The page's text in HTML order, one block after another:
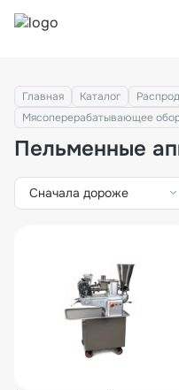
Главная Каталог
Мясоперерабатывающее
Пельменные
Сначала дороже